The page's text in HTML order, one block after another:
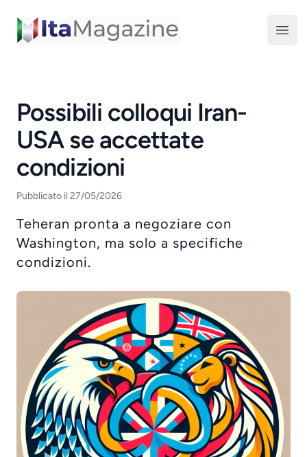
ItaMagazine
Possibili colloqui Iran-
USA se accettate
condizioni
Pubblicato il 27/05/2026
Teheran pronta a negoziare con
Washington, ma solo a specifiche
condizioni.